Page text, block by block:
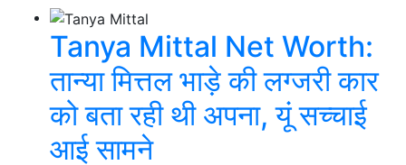
Tanya Mittal Net Worth:
तान्या मित्तल भाड़े की लग्जरी कार
को बता रही थी अपना, यूं सच्चाई
आई सामने